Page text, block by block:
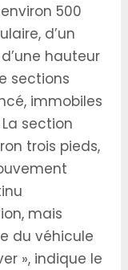
500
d’un
hauteur
sections
immobiles
section
trois pieds,
mais
du véhicule
», indique le